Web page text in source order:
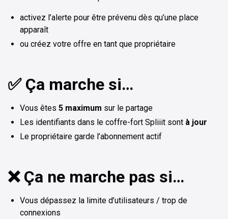
activez l’alerte pour être prévenu dès qu’une place
apparaît
ou créez votre offre en tant que propriétaire
✅ Ça marche si…
Vous êtes 5 maximum sur le partage
Les identifiants dans le coffre-fort Spliiit sont à jour
Le propriétaire garde l’abonnement actif
❌ Ça ne marche pas si…
Vous dépassez la limite d’utilisateurs / trop de
connexions